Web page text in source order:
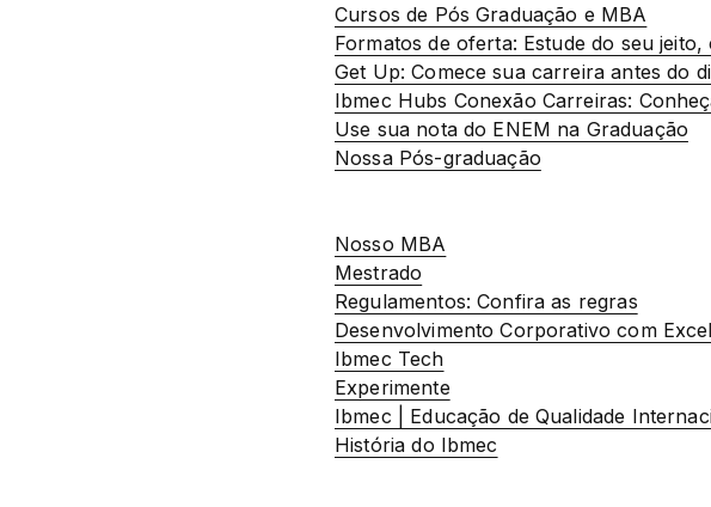
Cursos de Pós Graduação e MBA
Formatos de oferta: Estude do seu jeito,
Get Up: Comece sua carreira antes do
Ibmec Hubs Conexão Carreiras:
Use sua nota do ENEM na Graduação
Nossa Pós-graduação
Nosso MBA
Mestrado
Regulamentos: Confira as regras
Desenvolvimento Corporativo com
Ibmec Tech
Experimente
Ibmec | Educação de Qualidade
História do Ibmec